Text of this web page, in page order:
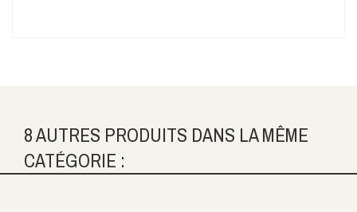
8 AUTRES PRODUITS DANS LA MÊME
CATÉGORIE :